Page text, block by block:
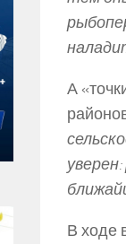
А
В ходе